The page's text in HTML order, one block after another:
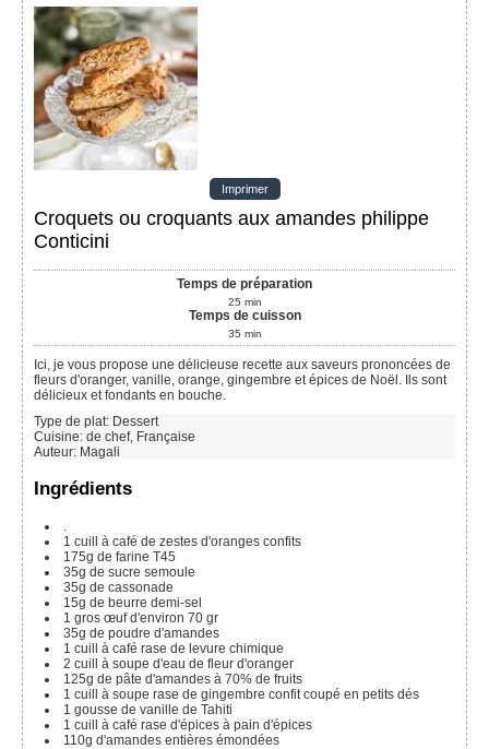
Imprimer
Croquets ou croquants aux amandes philippe
Conticini
Temps de préparation
25 min
Temps de cuisson
35 min
fleurs d'oranger, vanille, orange, gingembre et épices de Noël. Ils sont
délicieux et fondants en bouche.
Type de plat: Dessert
Cuisine: de chef, Française
Auteur: Magali
Ingrédients
1 cuill à café de zestes d'oranges confits
175g de farine T45
35g de sucre semoule
35g de cassonade
15g de beurre demi-sel
1 gros œuf d'environ 70 gr
35g de poudre d'amandes
1 cuill à café rase de levure chimique
2 cuill à soupe d'eau de fleur d'oranger
125g de pâte d'amandes à 70% de fruits
1 cuill à soupe rase de gingembre confit coupé en petits dés
1 gousse de vanille de Tahiti
1 cuill à café rase d'épices à pain d'épices
110g d'amandes entières émondées